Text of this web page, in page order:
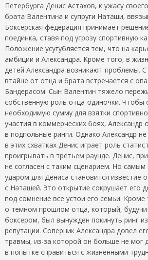
Петербурга Денис Астахов, к ужасу
брата Валентина и супруги Наташи,
Боксерская федерация принимает
поединка, ставя под угрозу спортивную
Положение усугубляется тем, что на
амбиции и Александра. Кроме того, в
детей Александра возникают проблемы.
втайне от отца и брата встречается с
Бандерасом. Сын Валентин тяжело
собственную роль отца-одиночки. Чтобы
необходимую сумму для взятки
участия в коммерческих боях, Александр
в подпольные ринги. Однако Александр
в этих схватках Денис играет роль
проигрывать в третьем раунде. Денис,
не согласен с таким сценарием. Но
ударом для Дениса становится известие
с Наташей. Это открытие сокрушает его
под сомнение все устои его семьи. Кроме
о темном прошлом отца, который,
боксером, был вынужден покинуть ринг
репутации. Соперник Александра довел
травмы, из-за которой он больше не мог
в попытке справиться с жизненными